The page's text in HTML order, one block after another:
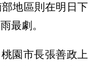
地區則在明日下
最劇。
園市長張善政上